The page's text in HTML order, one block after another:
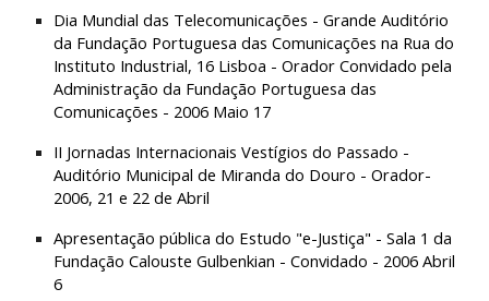
Dia Mundial das Telecomunicações - Grande Auditório
da Fundação Portuguesa das Comunicações na Rua do
Instituto Industrial, 16 Lisboa - Orador Convidado pela
Administração da Fundação Portuguesa das
Comunicações - 2006 Maio 17
II Jornadas Internacionais Vestígios do Passado -
Auditório Municipal de Miranda do Douro - Orador-
2006, 21 e 22 de Abril
Apresentação pública do Estudo "e-Justiça" - Sala 1 da
Fundação Calouste Gulbenkian - Convidado - 2006 Abril
6